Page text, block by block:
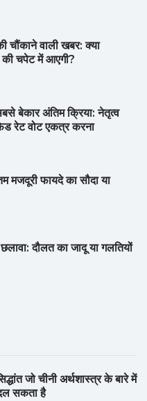
वाली खबर: क्या
की चपेट में आएगी?
बेकार अंतिम क्रिया: नेतृत्व
रेट वोट एकत्र करना
मजदूरी फायदे का सौदा या
दौलत का जादू या गलतियों
जो चीनी अर्थशास्त्र के बारे में
सकता है